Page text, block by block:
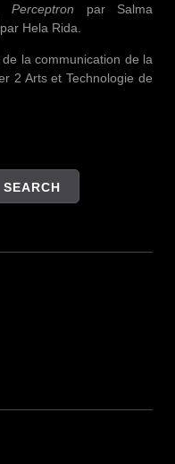
Perceptron par Salma
par Hela Rida.
la communication de la
2 Arts et Technologie de
SEARCH